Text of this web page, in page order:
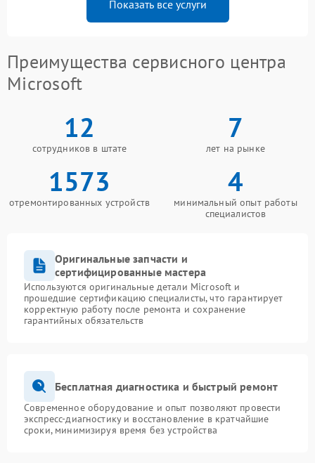
Показать все услуги
Преимущества сервисного центра
Microsoft
12
сотрудников в штате
7
лет на рынке
1573
отремонтированных устройств
4
минимальный опыт работы
специалистов
Оригинальные запчасти и
сертифицированные мастера
Используются оригинальные детали Microsoft и
прошедшие сертификацию специалисты, что гарантирует
корректную работу после ремонта и сохранение
гарантийных обязательств
Бесплатная диагностика и быстрый ремонт
Современное оборудование и опыт позволяют провести
экспресс-диагностику и восстановление в кратчайшие
сроки, минимизируя время без устройства